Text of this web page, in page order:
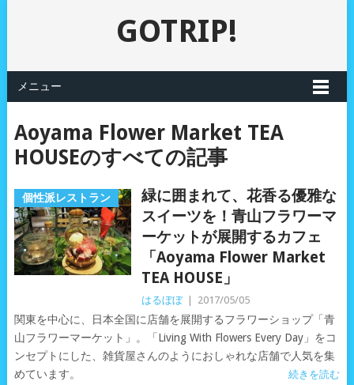
GOTRIP!
メニュー
Aoyama Flower Market TEA
HOUSEのすべての記事
個性派レストラン
緑に囲まれて、花香る優雅な
スイーツを！青山フラワーマ
ーケットが展開するカフェ
「Aoyama Flower Market
TEA HOUSE」
はるぼぼ 2017/05/05
関東を中心に、日本全国に店舗を展開するフラワーショップ「青
山フラワーマーケット」。「Living With Flowers Every Day」をコ
ンセプトにした、雑貨屋さんのようにおしゃれな店舗で人気を集
めています。
続きを読む